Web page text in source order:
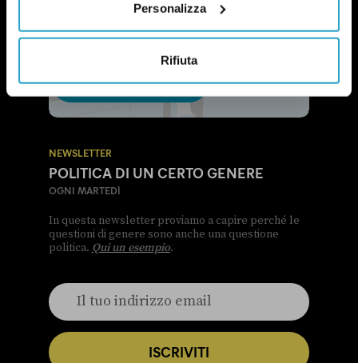
Personalizza
Rifiuta
NEWSLETTER
POLITICA DI UN CERTO GENERE
OGNI MARTEDÌ
In questa newsletter proviamo a capire perché le
questioni di genere sono anche una questione
politica. Qui un esempio.
ISCRIVITI